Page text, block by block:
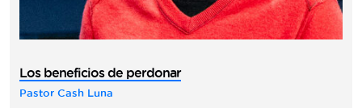
Los beneficios de perdonar
Pastor Cash Luna